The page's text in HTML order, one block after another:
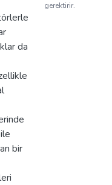
da
bir
gerektirir.